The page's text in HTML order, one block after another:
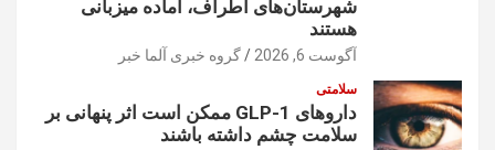
شهرستان‌های اطراف، آماده میزبانی
هستند
آگوست 6, 2026 گروه خبری آلما خبر
سلامتی
داروهای GLP-1 ممکن است اثر پنهانی بر
سلامت چشم داشته باشند